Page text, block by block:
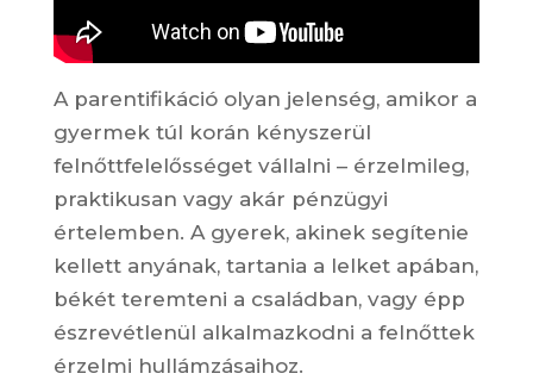
A parentifikáció olyan jelenség, amikor a
gyermek túl korán kényszerül
felnőttfelelősséget vállalni – érzelmileg,
praktikusan vagy akár pénzügyi
értelemben. A gyerek, akinek segítenie
kellett anyának, tartania a lelket apában,
békét teremteni a családban, vagy épp
észrevétlenül alkalmazkodni a felnőttek
érzelmi hullámzásaihoz.